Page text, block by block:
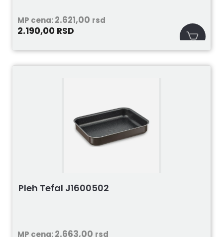
MP cena:2.621,00 rsd
2.190,00 RSD
Pleh Tefal J1600502
MP cena:2.663,00 rsd